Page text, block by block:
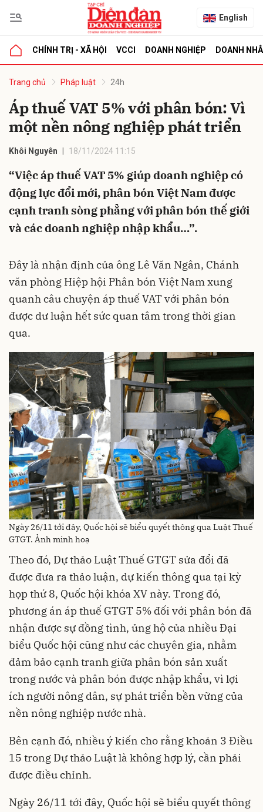
English
CHÍNH TRỊ - XÃ HỘI VCCI DOANH NGHIỆP DOANH
Trang chủ Pháp luật 24h
Áp thuế VAT 5% với phân bón: Vì
một nền nông nghiệp phát triển
Khôi Nguyên 18/11/2024 11:15
“Việc áp thuế VAT 5% giúp doanh nghiệp có
động lực đổi mới, phân bón Việt Nam được
cạnh tranh sòng phẳng với phân bón thế giới
và các doanh nghiệp nhập khẩu…”.
Đây là nhận định của ông Lê Văn Ngân, Chánh
văn phòng Hiệp hội Phân bón Việt Nam xung
quanh câu chuyện áp thuế VAT với phân bón
được dư luận hết sức quan tâm trong thời gian
qua.
Ngày 26/11 tới đây, Quốc hội sẽ biểu quyết thông qua Luật Thuế
GTGT. Ảnh minh hoạ
Theo đó, Dự thảo Luật Thuế GTGT sửa đổi đã
được đưa ra thảo luận, dự kiến thông qua tại kỳ
họp thứ 8, Quốc hội khóa XV này. Trong đó,
phương án áp thuế GTGT 5% đối với phân bón đã
nhận được sự đồng tình, ủng hộ của nhiều Đại
biểu Quốc hội cũng như các chuyên gia, nhằm
đảm bảo cạnh tranh giữa phân bón sản xuất
trong nước và phân bón được nhập khẩu, vì lợi
ích người nông dân, sự phát triển bền vững của
nền nông nghiệp nước nhà.
Bên cạnh đó, nhiều ý kiến cho rằng khoản 3 Điều
15 trong Dự thảo Luật là không hợp lý, cần phải
được điều chỉnh.
Ngày 26/11 tới đây, Quốc hội sẽ biểu quyết thông
luận
Hủy